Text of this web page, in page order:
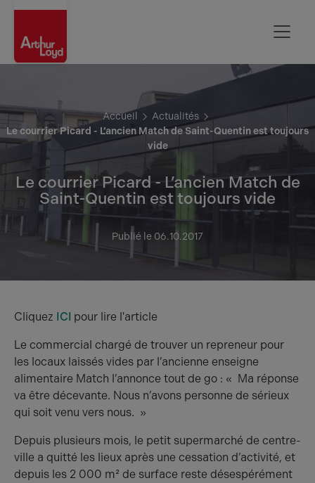
Accueil
Actualités
Le courrier Picard - L’ancien Match de Saint-Quentin est toujours
vide
Le courrier Picard - L’ancien Match de
Saint-Quentin est toujours vide
Publié le 06.10.2017
Cliquez ICI pour lire l'article
Le commercial chargé de trouver un repreneur pour
les locaux laissés vides par l’ancienne enseigne
alimentaire Match l’annonce tout de go : « Ma réponse
va être décevante. Nous n’avons personne de sérieux
qui soit venu vers nous. »
Depuis plusieurs mois, le petit supermarché de centre-
ville a quitté les lieux après une cessation d’activité, et
depuis les 2 000 m² de surface reste désespérément